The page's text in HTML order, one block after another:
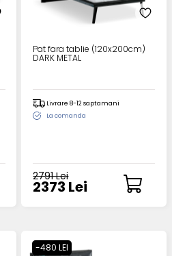
Pat fara tablie (120x200cm)
DARK METAL
Livrare 8-12 saptamani
La comanda
2791 Lei
2373 Lei
-480 LEI